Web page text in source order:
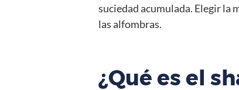
suciedad acumulada. Elegir la
las alfombras.
¿Qué es el